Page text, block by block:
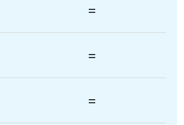
=
=
=